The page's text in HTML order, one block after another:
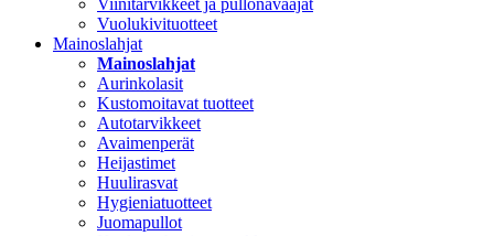
Viinitarvikkeet ja pullonavaajat
Vuolukivituotteet
Mainoslahjat
Mainoslahjat
Aurinkolasit
Kustomoitavat tuotteet
Autotarvikkeet
Avaimenperät
Heijastimet
Huulirasvat
Hygieniatuotteet
Juomapullot